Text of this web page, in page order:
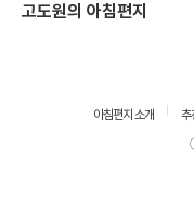
고도원의 아침편지
아침편지 소개 추